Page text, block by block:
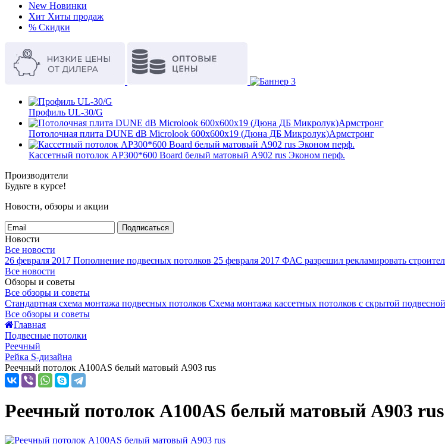
New Новинки
Хит Хиты продаж
% Скидки
Профиль UL-30/G
Потолочная плита DUNE dB Microlook 600x600x19 (Дюна ДБ Микролук)Армстронг
Кассетный потолок AP300*600 Board белый матовый А902 rus Эконом перф.
Производители
Будьте в курсе!
Новости, обзоры и акции
Подписаться
Новости
Все новости
26 февраля 2017 Пополнение подвесных потолков 25 февраля 2017 ФАС разрешил рекламировать
Все новости
Обзоры и советы
Все обзоры и советы
Стандартная схема монтажа подвесных потолков Схема монтажа кассетных потолков с скрытой
Все обзоры и советы
Главная
Подвесные потолки
Реечный
Рейка S-дизайна
Реечный потолок A100AS белый матовый A903 rus
Реечный потолок A100AS белый матовый A903 rus